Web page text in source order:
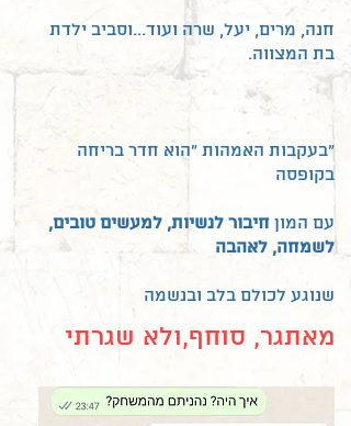
חנה, מרים, יעל, שרה ועוד...וסביב ילדת
בת המצווה.
"בעקבות האמהות "הוא חדר בריחה
בקופסה
עם המון חיבור לנשיות, למעשים טובים,
לשמחה, לאהבה
שנוגע לכולם בלב ובנשמה
מאתגר, סוחף,ולא שגרתי